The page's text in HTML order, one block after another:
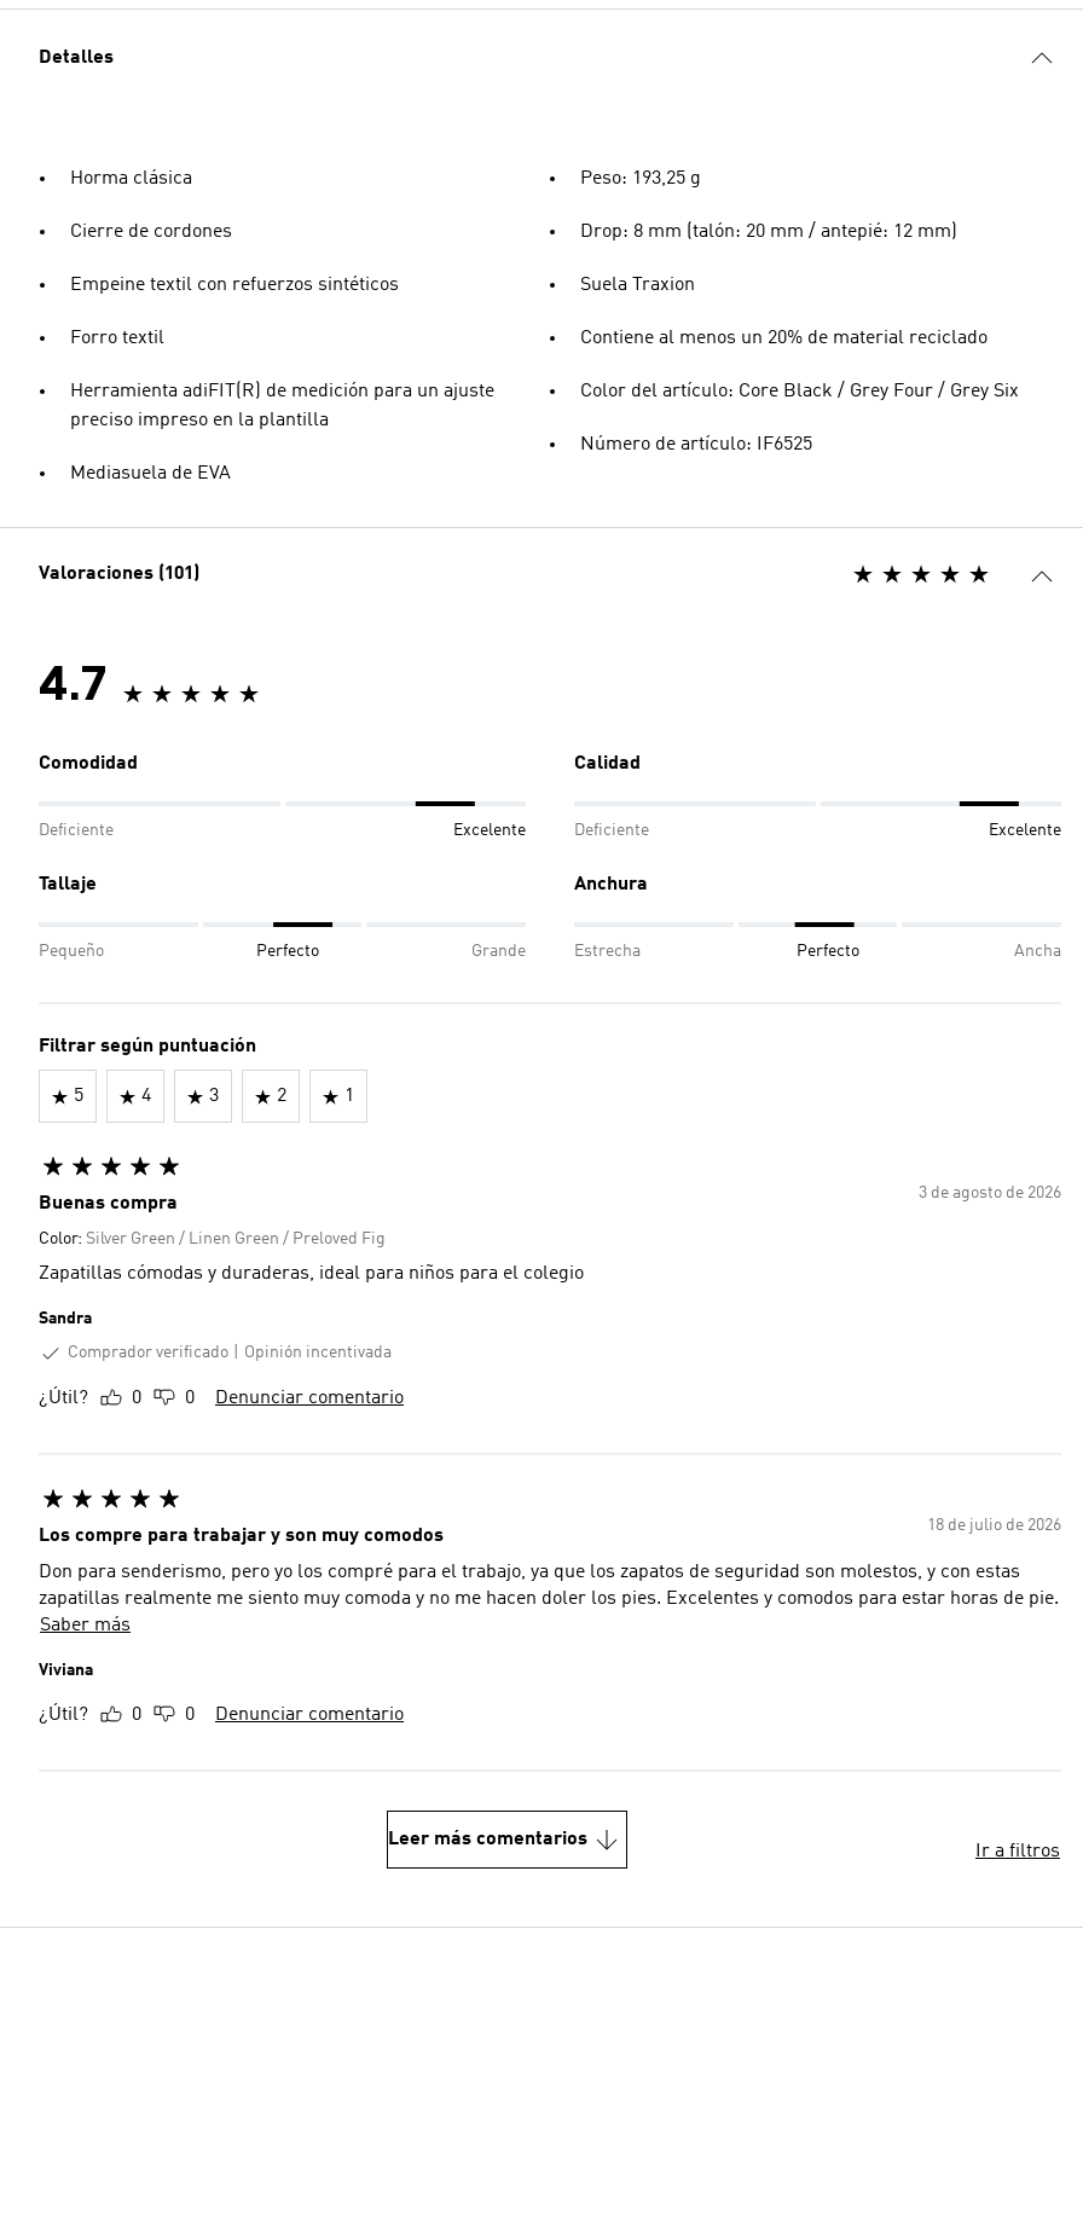
Detalles
Horma clásica
Cierre de cordones
Empeine textil con refuerzos sintéticos
Forro textil
Herramienta adiFIT(R) de medición para un ajuste
preciso impreso en la plantilla
Mediasuela de EVA
Peso: 193,25 g
Drop: 8 mm (talón: 20 mm / antepié: 12 mm)
Suela Traxion
Contiene al menos un 20% de material reciclado
Color del artículo: Core Black / Grey Four / Grey Six
Número de artículo: IF6525
Valoraciones (101)
4.7
Comodidad
Deficiente Excelente
Calidad
Deficiente Excelente
Tallaje
Pequeño Perfecto Grande
Anchura
Estrecha Perfecto Ancha
Filtrar según puntuación
5 4 3 2 1
3 de agosto de 2026
Buenas compra
Color: Silver Green / Linen Green / Preloved Fig
Zapatillas cómodas y duraderas, ideal para niños para el colegio
Sandra
Comprador verificado
Opinión incentivada
¿Útil? 0 0 Denunciar comentario
18 de julio de 2026
Los compre para trabajar y son muy comodos
Don para senderismo, pero yo los compré para el trabajo, ya que los zapatos de seguridad son molestos, y con estas
zapatillas realmente me siento muy comoda y no me hacen doler los pies. Excelentes y comodos para estar horas de pie.
Saber más
Viviana
¿Útil? 0 0 Denunciar comentario
Leer más comentarios
Ir a filtros